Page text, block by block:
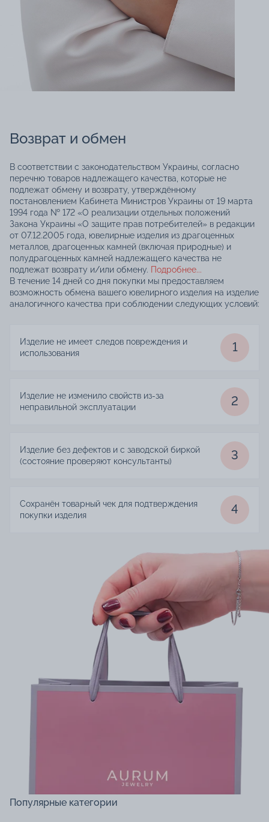
Возврат и обмен
В соответствии с законодательством Украины, согласно
перечню товаров надлежащего качества, которые не
подлежат обмену и возврату, утверждённому
постановлением Кабинета Министров Украины от 19 марта
1994 года № 172 «О реализации отдельных положений
Закона Украины «О защите прав потребителей» в редакции
от 07.12.2005 года, ювелирные изделия из драгоценных
металлов, драгоценных камней (включая природные) и
полудрагоценных камней надлежащего качества не
подлежат возврату и/или обмену. Подробнее...
В течение 14 дней со дня покупки мы предоставляем
возможность обмена вашего ювелирного изделия на изделие
аналогичного качества при соблюдении следующих условий:
Изделие не имеет следов повреждения и
использования
1
Изделие не изменило свойств из-за
неправильной эксплуатации
2
Изделие без дефектов и с заводской биркой
(состояние проверяют консультанты)
3
Сохранён товарный чек для подтверждения
покупки изделия
4
Популярные категории